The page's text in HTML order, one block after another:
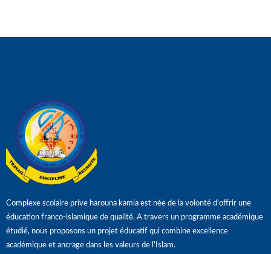
Complexe scolaire prive harouna kamia est née de la volonté d’offrir une
éducation franco-islamique de qualité. A travers un programme académique
étudié, nous proposons un projet éducatif qui combine excellence
académique et ancrage dans les valeurs de l’Islam.